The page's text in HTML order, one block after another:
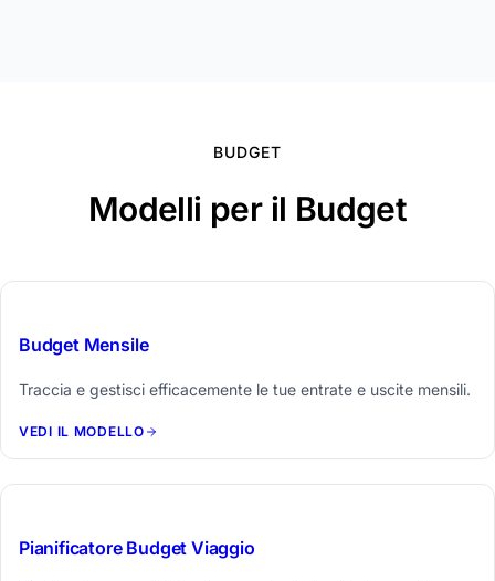
BUDGET
Modelli per il Budget
Budget Mensile
Traccia e gestisci efficacemente le tue entrate e uscite mensili.
VEDI IL MODELLO
Pianificatore Budget Viaggio